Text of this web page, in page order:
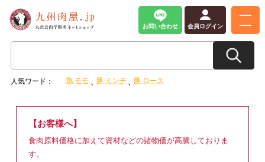
お問い合わせ 会員ログイン
人気ワード： 鶏 モモ 豚 ミンチ 豚 ロース
【お客様へ】
食肉原料価格に加えて資材などの諸物価が高騰しておりま
す。